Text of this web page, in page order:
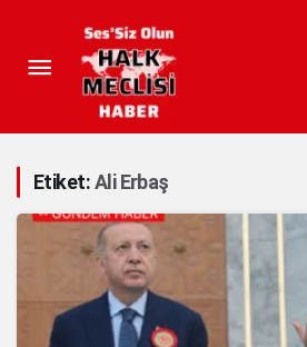
Etiket:Ali Erbaş